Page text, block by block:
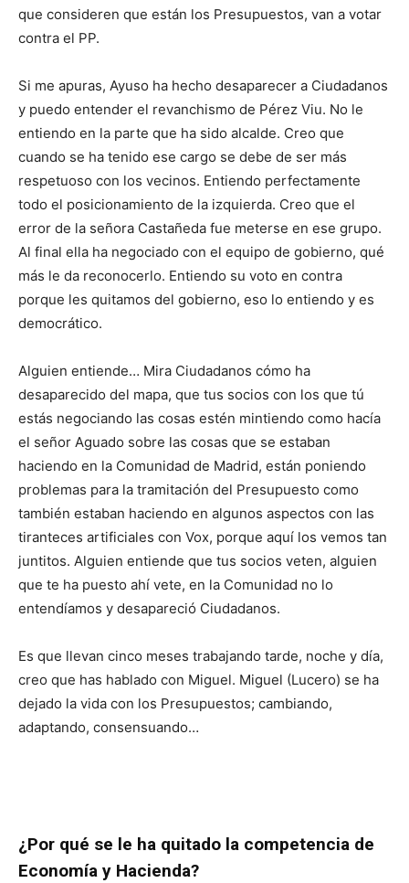
que consideren que están los Presupuestos, van a votar
contra el PP.
Si me apuras, Ayuso ha hecho desaparecer a Ciudadanos
y puedo entender el revanchismo de Pérez Viu. No le
entiendo en la parte que ha sido alcalde. Creo que
cuando se ha tenido ese cargo se debe de ser más
respetuoso con los vecinos. Entiendo perfectamente
todo el posicionamiento de la izquierda. Creo que el
error de la señora Castañeda fue meterse en ese grupo.
Al final ella ha negociado con el equipo de gobierno, qué
más le da reconocerlo. Entiendo su voto en contra
porque les quitamos del gobierno, eso lo entiendo y es
democrático.
Alguien entiende… Mira Ciudadanos cómo ha
desaparecido del mapa, que tus socios con los que tú
estás negociando las cosas estén mintiendo como hacía
el señor Aguado sobre las cosas que se estaban
haciendo en la Comunidad de Madrid, están poniendo
problemas para la tramitación del Presupuesto como
también estaban haciendo en algunos aspectos con las
tiranteces artificiales con Vox, porque aquí los vemos tan
juntitos. Alguien entiende que tus socios veten, alguien
que te ha puesto ahí vete, en la Comunidad no lo
entendíamos y desapareció Ciudadanos.
Es que llevan cinco meses trabajando tarde, noche y día,
creo que has hablado con Miguel. Miguel (Lucero) se ha
dejado la vida con los Presupuestos; cambiando,
adaptando, consensuando…
¿Por qué se le ha quitado la competencia de
Economía y Hacienda?